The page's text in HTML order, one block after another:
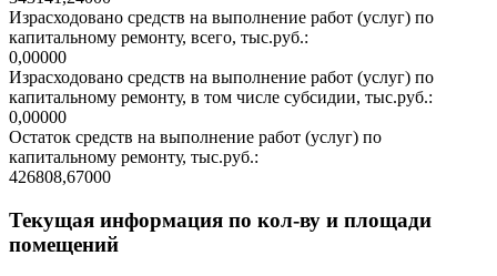
Израсходовано средств на выполнение работ (услуг) по
капитальному ремонту, всего, тыс.руб.:
0,00000
Израсходовано средств на выполнение работ (услуг) по
капитальному ремонту, в том числе субсидии, тыс.руб.:
0,00000
Остаток средств на выполнение работ (услуг) по
капитальному ремонту, тыс.руб.:
426808,67000
Текущая информация по кол-ву и площади
помещений